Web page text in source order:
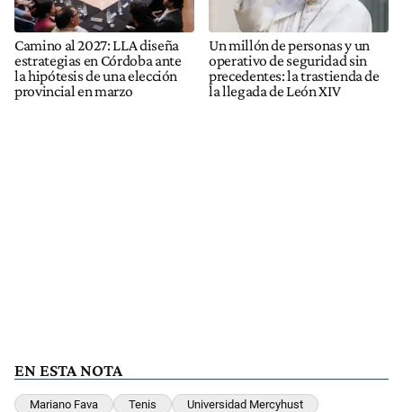
Camino al 2027: LLA diseña
estrategias en Córdoba ante
la hipótesis de una elección
provincial en marzo
Un millón de personas y un
operativo de seguridad sin
precedentes: la trastienda de
la llegada de León XIV
EN ESTA NOTA
Mariano Fava Tenis Universidad Mercyhust